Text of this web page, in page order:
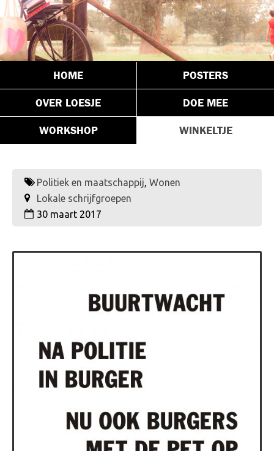
HOME POSTERS
OVER LOESJE DOE MEE
WORKSHOP WINKELTJE
Politiek en maatschappij, Wonen
Lokale schrijfgroepen
30 maart 2017